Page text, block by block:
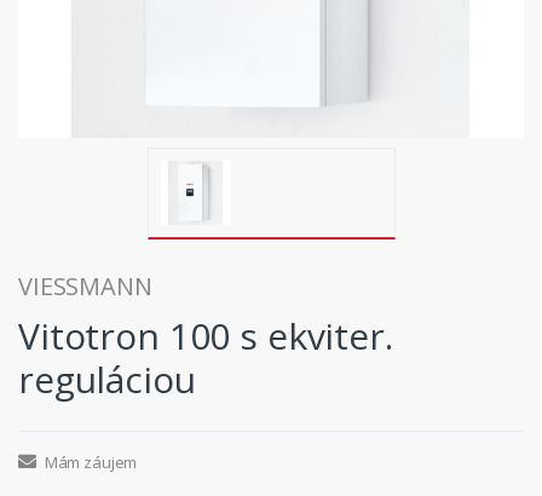
VIESSMANN
Vitotron 100 s ekviter.
reguláciou
Mám záujem